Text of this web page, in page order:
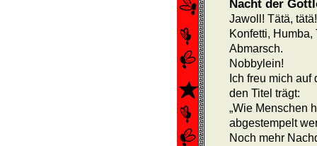
Nacht der
Jawoll! Tätä,
Konfetti,
Abmarsch.
Nobbylein!
Ich freu mich
den Titel trägt:
„Wie Menschen
abgestempelt
Noch mehr